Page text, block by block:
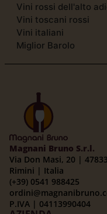
Vini rossi dell'alto
Vini toscani rossi
Vini italiani
Miglior Barolo
Magnani Bruno S.r.l.
Via Don Masi, 20 |
Rimini | Italia
(+39) 0541 988425
P.IVA | 04113990404